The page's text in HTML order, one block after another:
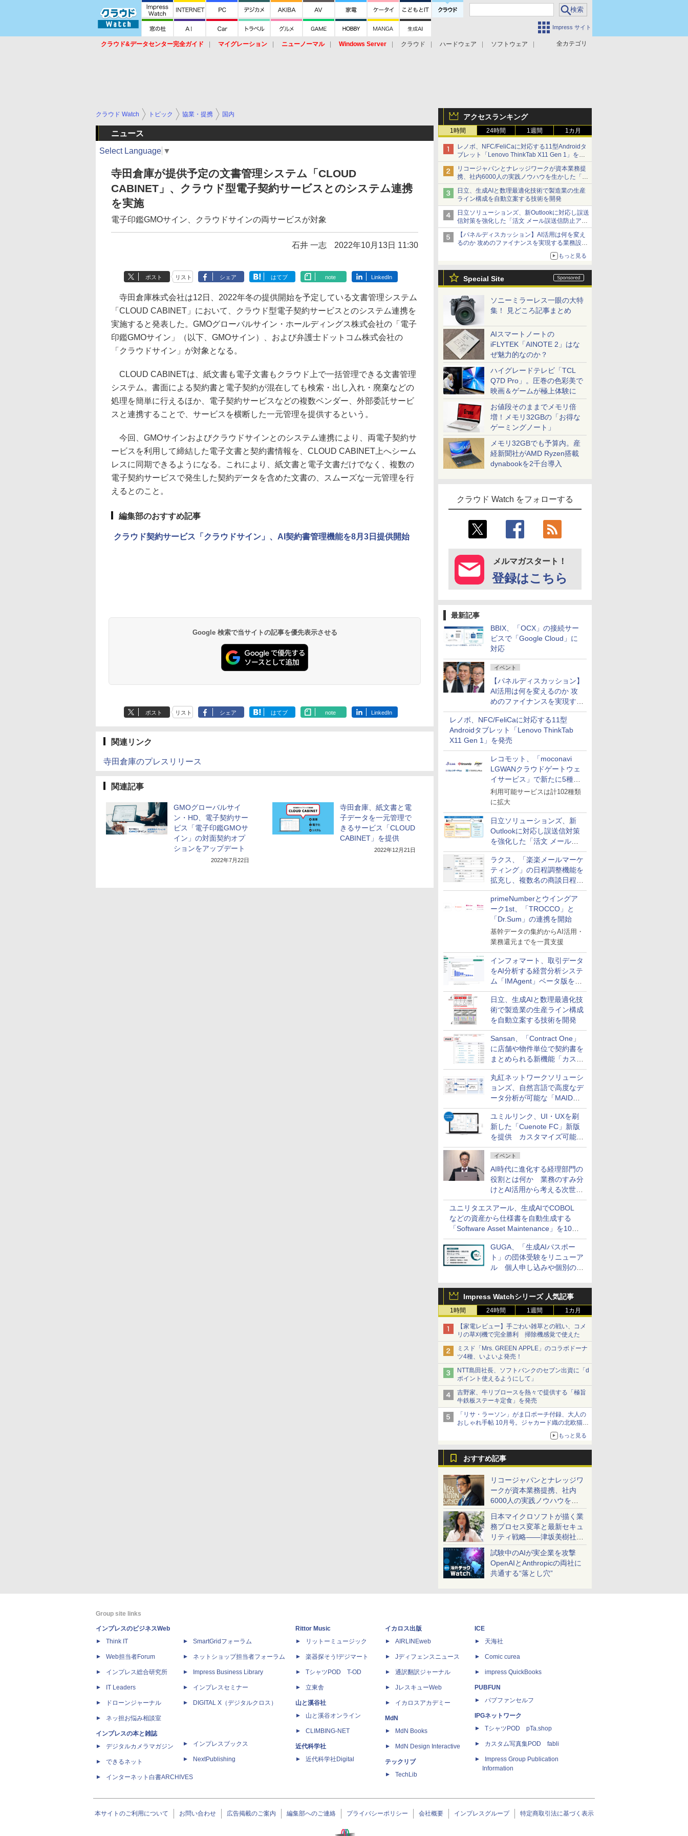
Impress サイト
全カテゴリ
クラウド&データセンター完全ガイド マイグレーション ニューノーマル Windows Server クラウド ハードウェア
ソフトウェア
アクセスランキング
1時間 24時間 1週間 1カ月
レノボ、NFC/FeliCaに対応する11型Androidタ
ブレット「Lenovo ThinkTab X11 Gen 1」を発
売
リコージャパンとナレッジワークが資本業務提
携、社内6000人の実践ノウハウを生かした「AI
商談記録 for RICOH」を展開へ
日立、生成AIと数理最適化技術で製造業の生産
ライン構成を自動立案する技術を開発
日立ソリューションズ、新Outlookに対応し誤送
信対策を強化した「活文 メール誤送信防止アド
インサービス」を提供
【パネルディスカッション】AI活用は何を変え
るのか 攻めのファイナンスを実現する業務設計
もっと見る
Special Site
ソニーミラーレス一眼の大特
集！ 見どころ記事まとめ
AIスマートノートの
iFLYTEK「AINOTE 2」はな
ぜ魅力的なのか？
ハイグレードテレビ「TCL
Q7D Pro」。圧巻の色彩美で
映画＆ゲームが極上体験に
お値段そのままでメモリ倍
増！メモリ32GBの「お得な
ゲーミングノート」
メモリ32GBでも予算内。産
経新聞社がAMD Ryzen搭載
dynabookを2千台導入
クラウド Watch をフォローする
メルマガスタート！
登録はこちら
最新記事
BBIX、「OCX」の接続サー
ビスで「Google Cloud」に
対応
イベント
【パネルディスカッション】
AI活用は何を変えるのか 攻
めのファイナンスを実現する
業務設計とマインドセット変
革
レノボ、NFC/FeliCaに対応する11型
Androidタブレット「Lenovo ThinkTab
X11 Gen 1」を発売
レコモット、「moconavi
LGWANクラウドゲートウェ
イサービス」で新たに5種類
のサービスと連携開始
利用可能サービスは計102種類
に拡大
日立ソリューションズ、新
Outlookに対応し誤送信対策
を強化した「活文 メール誤
送信防止アドインサービス」
を提供
ラクス、「楽楽メールマーケ
ティング」の日程調整機能を
拡充し、複数名の商談日程調
整を効率化
primeNumberとウイングア
ーク1st、「TROCCO」と
「Dr.Sum」の連携を開始
基幹データの集約からAI活用・
業務還元までを一貫支援
インフォマート、取引データ
をAI分析する経営分析システ
ム「IMAgent」ベータ版を提
供
日立、生成AIと数理最適化技
術で製造業の生産ライン構成
を自動立案する技術を開発
Sansan、「Contract One」
に店舗や物件単位で契約書を
まとめられる新機能「カスタ
ム契約ツリー」を追加
丸紅ネットワークソリューシ
ョンズ、自然言語で高度なデ
ータ分析が可能な「MAIDOA
AI ASSIST」を9月より提供
ユミルリンク、UI・UXを刷
新した「Cuenote FC」新版
を提供 カスタマイズ可能な
ダッシュボード画面を搭載
イベント
AI時代に進化する経理部門の
役割とは何か 業務のすみ分
けとAI活用から考える次世代
ファイナンス戦略
ユニリタエスアール、生成AIでCOBOL
などの資産から仕様書を自動生成する
「Software Asset Maintenance」を10月
に発売
GUGA、「生成AIパスポー
ト」の団体受験をリニューア
ル 個人申し込みや個別の支
Impress Watchシリーズ 人気記事
1時間 24時間 1週間 1カ月
【家電レビュー】手ごわい雑草との戦い、コメ
リの草刈機で完全勝利 掃除機感覚で使えた
ミスド「Mrs. GREEN APPLE」のコラボドーナ
ツ4種、いよいよ発売！
NTT島田社長、ソフトバンクのセブン出資に「d
ポイント使えるようにして」
吉野家、牛リブロースを熱々で提供する「極旨
牛鉄板ステーキ定食」を発売
「リサ・ラーソン」がま口ポーチ付録、大人の
おしゃれ手帖 10月号。ジャカード織の北欧猫デ
もっと見る
おすすめ記事
リコージャパンとナレッジワ
ークが資本業務提携、社内
6000人の実践ノウハウを生
かした「AI商談記録 for
RICOH」を展開へ
日本マイクロソフトが描く業
務プロセス変革と最新セキュ
リティ戦略――津坂美樹社長
が2027年度戦略を説明
試験中のAIが実企業を攻撃
OpenAIとAnthropicの両社に
共通する“落とし穴”
クラウド Watch トピック 協業・提携 国内
ニュース
Select Language ▼
寺田倉庫が提供予定の文書管理システム「CLOUD
CABINET」、クラウド型電子契約サービスとのシステム連携
を実施
電子印鑑GMOサイン、クラウドサインの両サービスが対象
石井 一志 2022年10月13日 11:30
ポスト リスト シェア はてブ note LinkedIn
寺田倉庫株式会社は12日、2022年冬の提供開始を予定している文書管理システム
「CLOUD CABINET」において、クラウド型電子契約サービスとのシステム連携を
実施すると発表した。GMOグローバルサイン・ホールディングス株式会社の「電子
印鑑GMOサイン」（以下、GMOサイン）、および弁護士ドットコム株式会社の
「クラウドサイン」が対象となる。
CLOUD CABINETは、紙文書も電子文書もクラウド上で一括管理できる文書管理
システム。書面による契約書と電子契約が混在しても検索・出し入れ・廃棄などの
処理を簡単に行えるほか、電子契約サービスなどの複数ベンダー、外部委託サービ
スと連携することで、サービスを横断した一元管理を提供するという。
今回、GMOサインおよびクラウドサインとのシステム連携により、両電子契約サ
ービスを利用して締結した電子文書と契約書情報を、CLOUD CABINET上へシーム
レスに同期できるようになる。これにより、紙文書と電子文書だけでなく、複数の
電子契約サービスで発生した契約データを含めた文書の、スムーズな一元管理を行
えるとのこと。
編集部のおすすめ記事
クラウド契約サービス「クラウドサイン」、AI契約書管理機能を8月3日提供開始
Google 検索で当サイトの記事を優先表示させる
ポスト リスト シェア はてブ note LinkedIn
関連リンク
寺田倉庫のプレスリリース
関連記事
GMOグローバルサイ
ン・HD、電子契約サー
ビス「電子印鑑GMOサ
イン」の対面契約オプ
ションをアップデート
2022年7月22日
寺田倉庫、紙文書と電
子データを一元管理で
きるサービス「CLOUD
CABINET」を提供
2022年12月21日
Group site links
インプレスのビジネスWeb
Think IT
Web担当者Forum
インプレス総合研究所
IT Leaders
ドローンジャーナル
ネッ担お悩み相談室
インプレスの本と雑誌
デジタルカメラマガジン
できるネット
インターネット白書ARCHIVES
SmartGridフォーラム
ネットショップ担当者フォーラム
Impress Business Library
インプレスセミナー
DIGITAL X（デジタルクロス）
インプレスブックス
NextPublishing
Rittor Music
リットーミュージック
楽器探そう!デジマート
TシャツPOD T-OD
立東舎
山と溪谷社
山と溪谷オンライン
CLIMBING-NET
近代科学社
近代科学社Digital
イカロス出版
AIRLINEweb
Jディフェンスニュース
通訳翻訳ジャーナル
JレスキューWeb
イカロスアカデミー
MdN
MdN Books
MdN Design Interactive
テックリブ
TechLib
ICE
天海社
Comic curea
impress QuickBooks
PUBFUN
パブファンセルフ
IPGネットワーク
TシャツPOD pTa.shop
カスタム写真集POD fabli
Impress Group Publication
Information
本サイトのご利用について お問い合わせ 広告掲載のご案内 編集部へのご連絡 プライバシーポリシー 会社概要 インプレスグループ 特定商取引法に基づく表示